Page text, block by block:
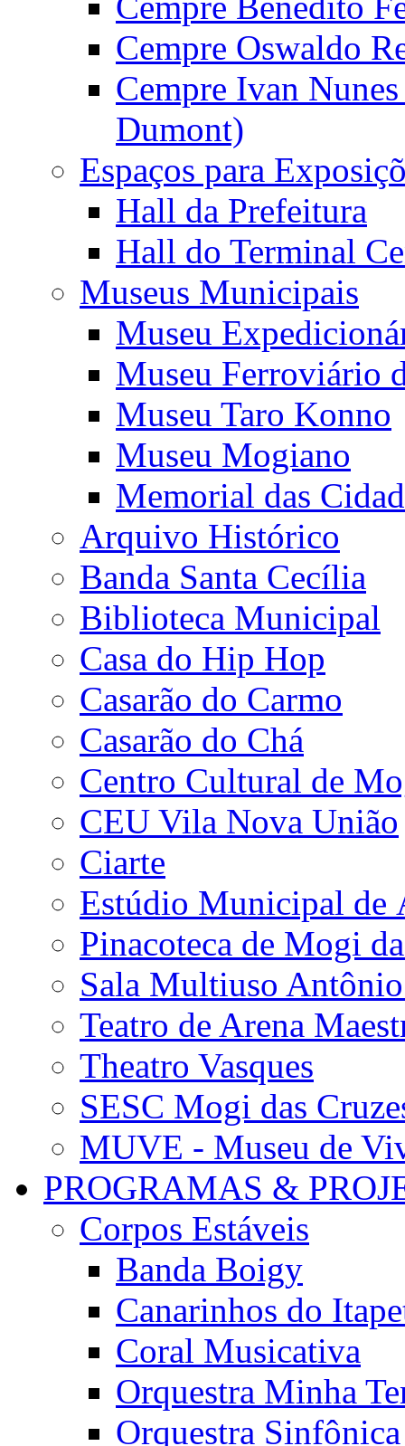
Cempre Oswaldo
Cempre Ivan
Dumont)
Espaços para
Hall da Prefeitura
Hall do Terminal
Museus Municipais
Museu
Museu Ferroviário
Museu Taro Konno
Museu Mogiano
Memorial das
Arquivo Histórico
Banda Santa Cecília
Biblioteca Municipal
Casa do Hip Hop
Casarão do Carmo
Casarão do Chá
Centro Cultural de
CEU Vila Nova União
Ciarte
Estúdio Municipal de
Pinacoteca de Mogi
Sala Multiuso
Teatro de Arena
Theatro Vasques
SESC Mogi das
MUVE - Museu de
PROGRAMAS &
Corpos Estáveis
Banda Boigy
Canarinhos do
Coral Musicativa
Orquestra Minha
Orquestra